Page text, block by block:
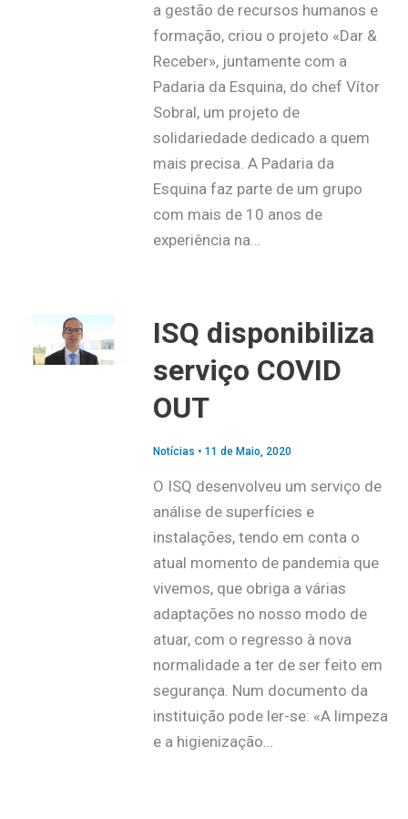
a gestão de recursos humanos e
formação, criou o projeto «Dar &
Receber», juntamente com a
Padaria da Esquina, do chef Vítor
Sobral, um projeto de
solidariedade dedicado a quem
mais precisa. A Padaria da
Esquina faz parte de um grupo
com mais de 10 anos de
experiência na…
ISQ disponibiliza
serviço COVID
OUT
Notícias • 11 de Maio, 2020
O ISQ desenvolveu um serviço de
análise de superfícies e
instalações, tendo em conta o
atual momento de pandemia que
vivemos, que obriga a várias
adaptações no nosso modo de
atuar, com o regresso à nova
normalidade a ter de ser feito em
segurança. Num documento da
instituição pode ler-se: «A limpeza
e a higienização…